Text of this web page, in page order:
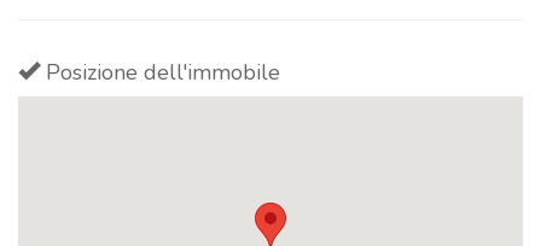
Posizione dell'immobile